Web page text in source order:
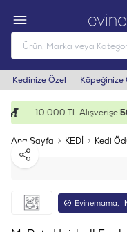
Kedinize Özel Köpeğinize
10.000 TL Alışverişe
Ana Sayfa KEDİ Kedi
Paylaş
Evinemama,